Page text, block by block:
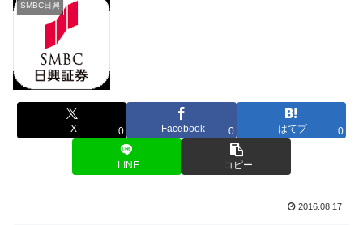
SMBC日興
X 0 Facebook 0 はてブ 0
LINE コピー
2016.08.17